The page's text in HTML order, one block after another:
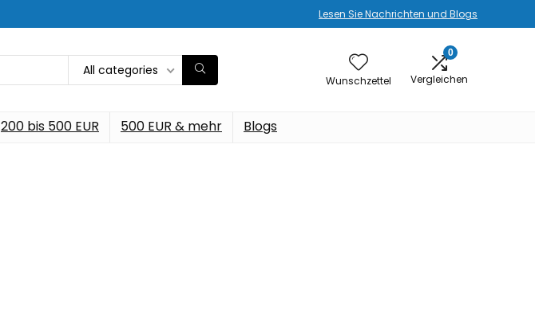
Lesen Sie Nachrichten und Blogs
All categories
Wunschzettel
0
Vergleichen
200 bis 500 EUR 500 EUR & mehr Blogs